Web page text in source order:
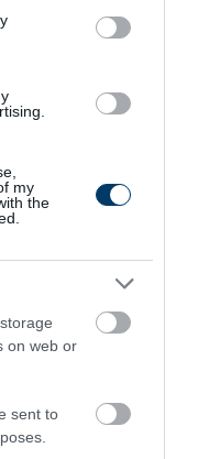
my
the
on web or
sent to
Parasites From